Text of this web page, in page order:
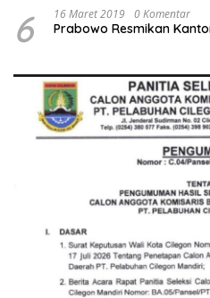
6 16 Maret 2019 0 Komentar
Prabowo Resmikan